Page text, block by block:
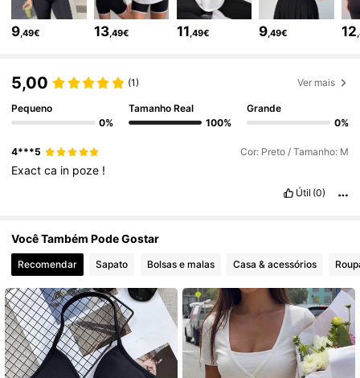
211K Seguidores
4,79 211K Seguidores
4,79 211K Seguidores
9,49€ 13,49€ 11,49€ 9,49€ 12
5,00 (1) Ver mais
Pequeno
0%
Tamanho Real
100%
Grande
0%
4***5 Cor: Preto / Tamanho: M
Exactca in poze !
Útil (0)
Você Também Pode Gostar
Recomendar Sapato Bolsas e malas Casa & acessórios